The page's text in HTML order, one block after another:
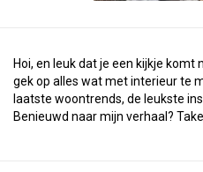
Hoi, en leuk dat je een kijkje
gek op alles wat met interieur te
laatste woontrends, de leukste
Benieuwd naar mijn verhaal?